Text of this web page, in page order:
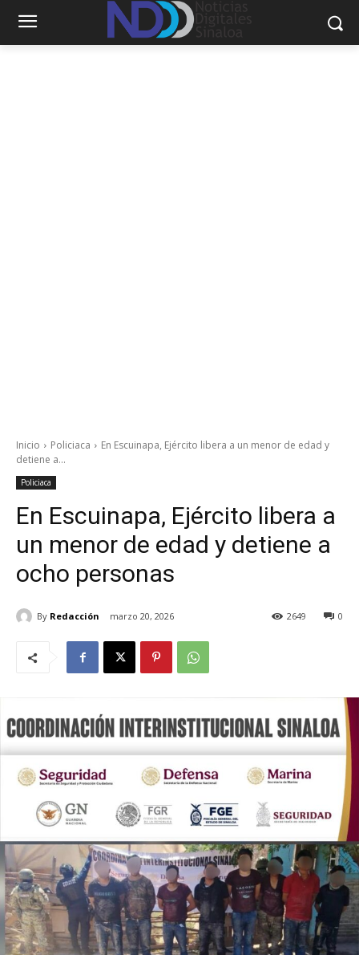
Inicio Policiaca
En Escuinapa, Ejército libera a un menor de edad y
detiene a...
Policiaca
En Escuinapa, Ejército libera a
un menor de edad y detiene a
ocho personas
By Redacción marzo 20, 2026 0
2649